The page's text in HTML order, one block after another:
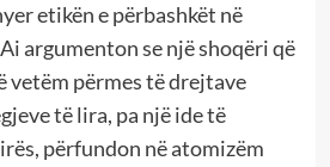
etikën e përbashkët në
argumenton se një shoqëri që
vetëm përmes të drejtave
të lira, pa një ide të
përfundon në atomizëm